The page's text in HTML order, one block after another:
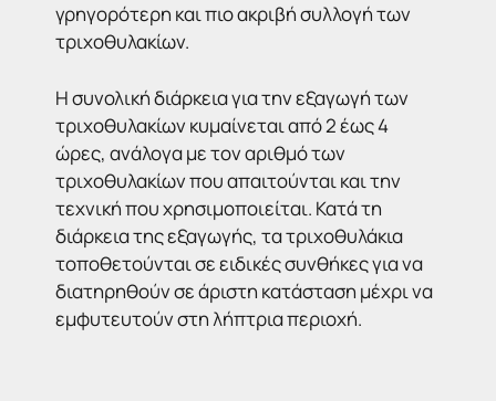
γρηγορότερη και πιο ακριβή συλλογή των
τριχοθυλακίων.
Η συνολική διάρκεια για την εξαγωγή των
τριχοθυλακίων κυμαίνεται από 2 έως 4
ώρες, ανάλογα με τον αριθμό των
τριχοθυλακίων που απαιτούνται και την
τεχνική που χρησιμοποιείται. Κατά τη
διάρκεια της εξαγωγής, τα τριχοθυλάκια
τοποθετούνται σε ειδικές συνθήκες για να
διατηρηθούν σε άριστη κατάσταση μέχρι να
εμφυτευτούν στη λήπτρια περιοχή.